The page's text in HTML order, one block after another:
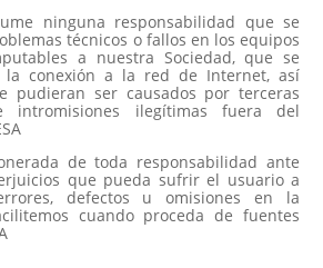
ninguna responsabilidad que se
técnicos o fallos en los equipos
a nuestra Sociedad, que se
la conexión a la red de Internet, así
pudieran ser causados por terceras
intromisiones ilegítimas fuera del
de toda responsabilidad ante
que pueda sufrir el usuario a
defectos u omisiones en la
cuando proceda de fuentes